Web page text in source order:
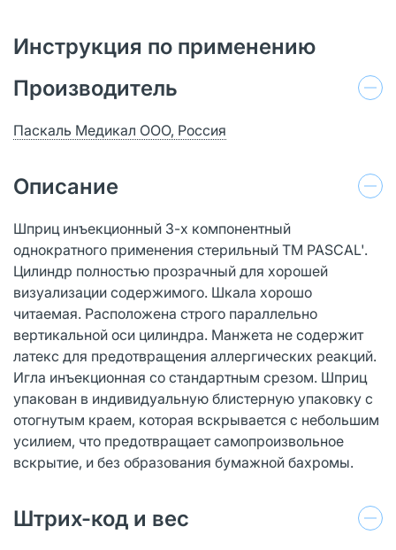
Инструкция по применению
Производитель
Паскаль Медикал ООО, Россия
Описание
Шприц инъекционный 3-х компонентный
однократного применения стерильный ТМ PASCAL'.
Цилиндр полностью прозрачный для хорошей
визуализации содержимого. Шкала хорошо
читаемая. Расположена строго параллельно
вертикальной оси цилиндра. Манжета не содержит
латекс для предотвращения аллергических реакций.
Игла инъекционная со стандартным срезом. Шприц
упакован в индивидуальную блистерную упаковку с
отогнутым краем, которая вскрывается с небольшим
усилием, что предотвращает самопроизвольное
вскрытие, и без образования бумажной бахромы.
Штрих-код и вес